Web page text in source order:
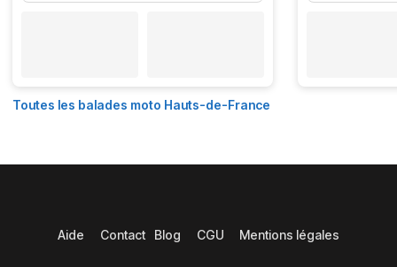
Toutes les balades moto Hauts-de-France
Aide Contact Blog CGU Mentions légales